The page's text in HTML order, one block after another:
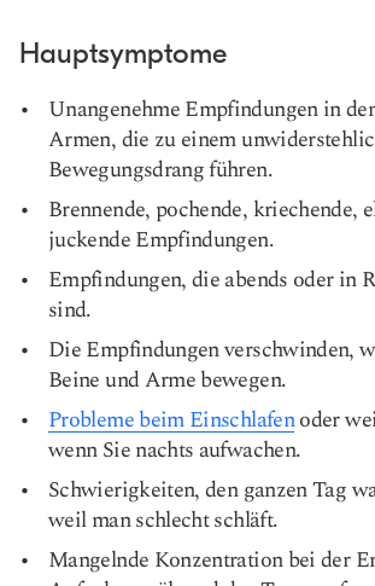
Hauptsymptome
Unangenehme Empfindungen in
Armen, die zu einem
Bewegungsdrang führen.
Brennende, pochende, kriechende,
juckende Empfindungen.
Empfindungen, die abends oder in
sind.
Die Empfindungen verschwinden,
Beine und Arme bewegen.
Probleme beim Einschlafenoder
wenn Sie nachts aufwachen.
Schwierigkeiten, den ganzen Tag
weil man schlecht schläft.
Mangelnde Konzentration bei der